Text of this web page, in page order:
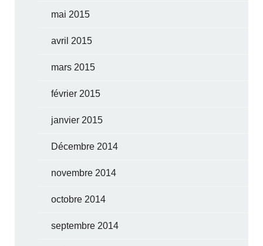
mai 2015
avril 2015
mars 2015
février 2015
janvier 2015
Décembre 2014
novembre 2014
octobre 2014
septembre 2014